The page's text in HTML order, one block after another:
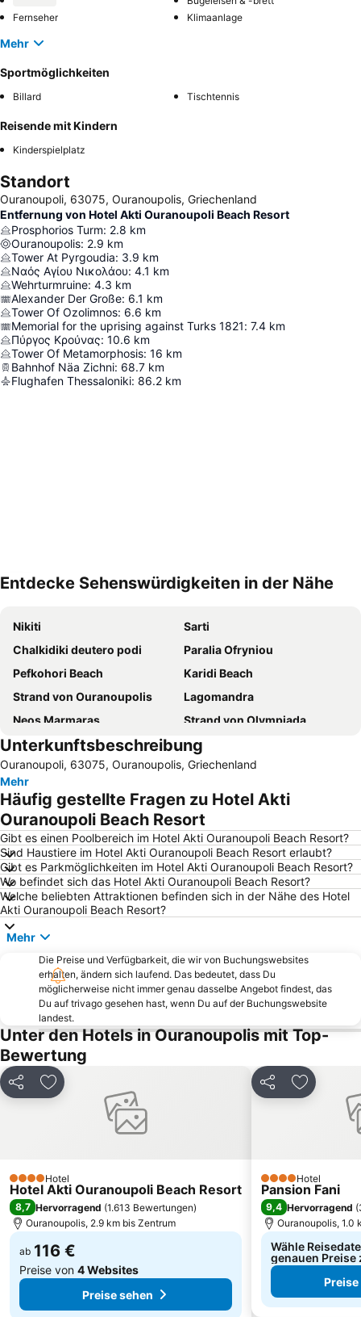
Fernseher
Klimaanlage
Mehr
Sportmöglichkeiten
Billard Tischtennis
Reisende mit Kindern
Kinderspielplatz
Standort
Ouranoupoli, 63075, Ouranoupolis, Griechenland
Entfernung von Hotel Akti Ouranoupoli Beach Resort
Prosphorios Turm: 2.8 km
Ouranoupolis: 2.9 km
Tower At Pyrgoudia: 3.9 km
Ναός Αγίου Νικολάου: 4.1 km
Wehrturmruine: 4.3 km
Alexander Der Große: 6.1 km
Tower Of Ozolimnos: 6.6 km
Memorial for the uprising against Turks 1821: 7.4 km
Πύργος Κρούνας: 10.6 km
Tower Of Metamorphosis: 16 km
Bahnhof Näa Zichni: 68.7 km
Flughafen Thessaloniki: 86.2 km
Entdecke Sehenswürdigkeiten in der Nähe
Nikiti
Sarti
Chalkidiki deutero podi
Paralia Ofryniou
Pefkohori Beach
Karidi Beach
Strand von Ouranoupolis
Lagomandra
Neos Marmaras
Strand von Olympiada
Porto Carras Grand Resort Golf Club
Agios Ioannis
Toroni
Porto Koufo
Asprovalta
Ouranoupoli 3
Psakoudia
Gerakini
Strand Alikes Ammouliani
Elia 2
Paradisos
Karagatsia
Kalogria Beach
Kloster Zografou
Livrochio
Xiropotami
Kavourotripes
Panagia Vourvourou
Traditional Settlement of Karyes
Stavros Dytiki
Nea Roda
Develiki
Traditional Settlement of Sikia Agios Georgios
Stratoni
Marina Porto Carras
Platania
Paralia Vrasnon & Neon Vrasnon
Serraiki Akti
Kalamitsi
Port of Ammouliani
Unterkunftsbeschreibung
Ouranoupoli, 63075, Ouranoupolis, Griechenland
Mehr
Häufig gestellte Fragen zu Hotel Akti
Ouranoupoli Beach Resort
Gibt es einen Poolbereich im Hotel Akti Ouranoupoli Beach Resort?
Sind Haustiere im Hotel Akti Ouranoupoli Beach Resort erlaubt?
Gibt es Parkmöglichkeiten im Hotel Akti Ouranoupoli Beach Resort?
Wo befindet sich das Hotel Akti Ouranoupoli Beach Resort?
Welche beliebten Attraktionen befinden sich in der Nähe des Hotel
Akti Ouranoupoli Beach Resort?
Mehr
Die Preise und Verfügbarkeit, die wir von Buchungswebsites
erhalten, ändern sich laufend. Das bedeutet, dass Du
möglicherweise nicht immer genau dasselbe Angebot findest, das
Du auf trivago gesehen hast, wenn Du auf der Buchungswebsite
landest.
Unter den Hotels in Ouranoupolis mit Top-
Bewertung
Teilen Zu Favoriten hinzufügen
4 SterneHotel
Hotel Akti Ouranoupoli Beach Resort
8,7 Hervorragend (1.613 Bewertungen)
Ouranoupolis, 2.9 km bis Zentrum
ab 116 €
Preise von 4 Websites
Preise sehen
Teilen Zu
4 SterneHotel
Pansion Fani
9,4 Hervorragend (
Ouranoupolis, 1.0
Wähle
genauen Preise